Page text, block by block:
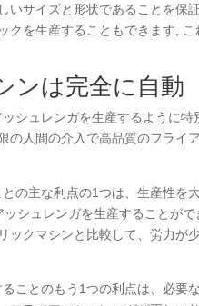
いサイズと形状であることを保
クを生産することもできます,
ンは完全に自動
シュレンガを生産するように
の人間の介入で高品質のフライ
の主な利点の1つは、生産性を
シュレンガを生産することが
ックマシンと比較して、労力が
ことのもう1つの利点は、必要